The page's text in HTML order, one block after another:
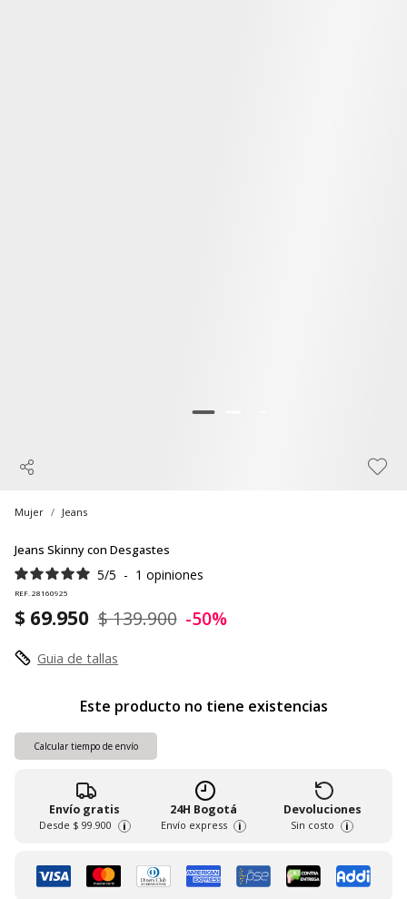
Mujer Jeans
Jeans Skinny con Desgastes
5/5 - 1 opiniones
REF. 28160925
$ 69.950 $ 139.900 -50%
Guia de tallas
Este producto no tiene existencias
Calcular tiempo de envío
Envío gratis
Desde $ 99.900 i
24H Bogotá
Envío express i
Devoluciones
Sin costo i